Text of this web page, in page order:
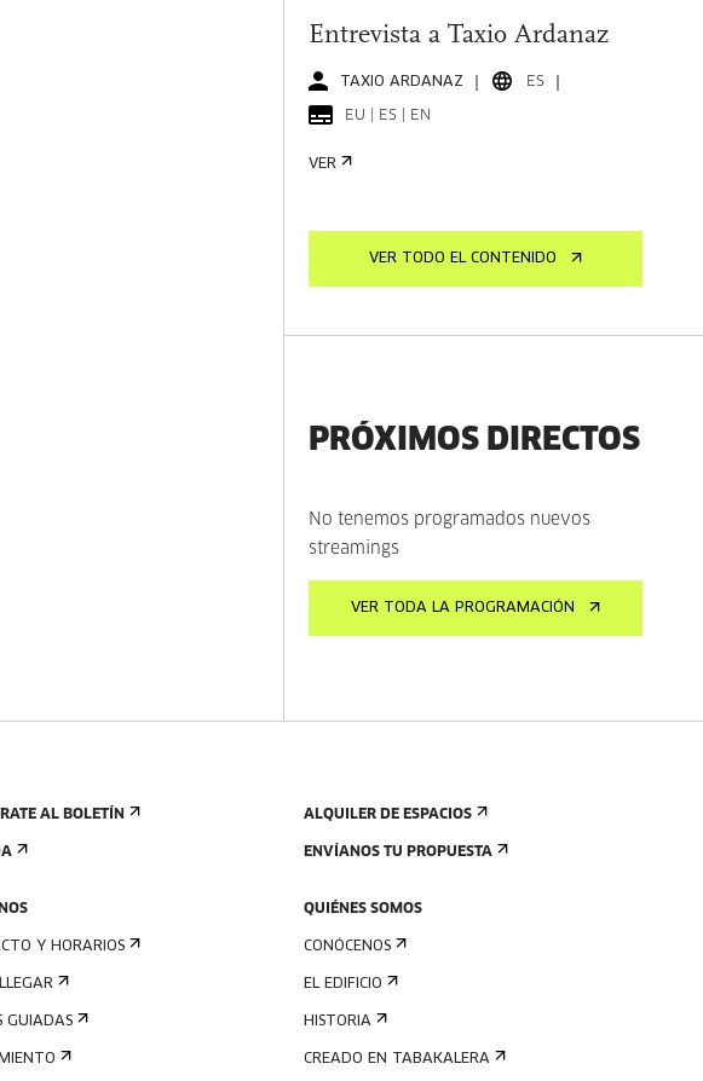
Entrevista a Taxio Ardanaz
TAXIO ARDANAZ ES
EU | ES | EN
VER
VER TODO EL CONTENIDO
PRÓXIMOS DIRECTOS
No tenemos programados nuevos
streamings
VER TODA LA PROGRAMACIÓN
AL BOLETÍN
Y HORARIOS
GUIADAS
ALQUILER DE ESPACIOS
ENVÍANOS TU PROPUESTA
QUIÉNES SOMOS
CONÓCENOS
EL EDIFICIO
HISTORIA
CREADO EN TABAKALERA